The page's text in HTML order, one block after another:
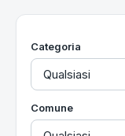
Utilità
Categoria
Comune